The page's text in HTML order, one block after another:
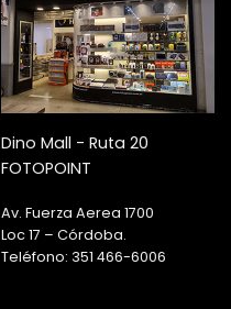
Dino Mall - Ruta 20
FOTOPOINT
Av. Fuerza Aerea 1700
Loc 17 – Córdoba.
Teléfono: 351 466-6006